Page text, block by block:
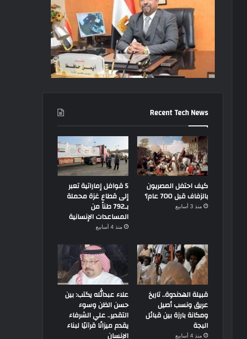
Recent Tech News
كيف احتفل المصريون
بالزفاف قبل 700 عام؟
منذ 3 أسابيع
5 قوافل إماراتية تعبر
إلى قطاع غزة محملة
بـ792 طناً من
المساعدات الإنسانية
منذ 4 أسابيع
قبيلة الهدندوة.. تاريخ
عريق ونسب أصيل
ومكانة بارزة بين قبائل
البجة
منذ 4 أسابيع
علاء عبدالله يكتب: بين
حسن الظن وسوء
التقدير.. علي الشرفاء
يقدم ميزانًا قرآنيًا لبناء
الإنسان